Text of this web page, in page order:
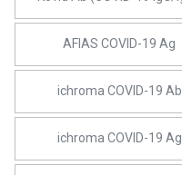
AFIAS COVID-19 Ag
ichroma COVID-19 Ab
ichroma COVID-19 Ag